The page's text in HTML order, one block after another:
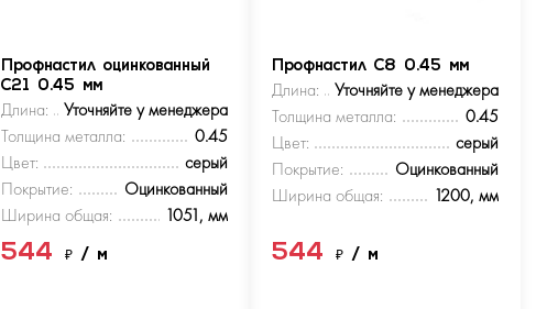
Профнастил оцинкованный
С21 0.45 мм
Длина:
Уточняйте у менеджера
Толщина металла:
0.45
Цвет:
серый
Покрытие:
Оцинкованный
Ширина общая:
1051, мм
544₽/ м
Профнастил С8 0.45 мм
Длина:
Уточняйте у менеджера
Толщина металла:
0.45
Цвет:
серый
Покрытие:
Оцинкованный
Ширина общая:
1200, мм
544 ₽ / м